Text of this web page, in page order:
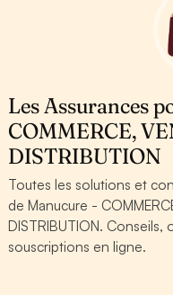
Les Assurances
COMMERCE,
DISTRIBUTION
Toutes les solutions et
de Manucure -
DISTRIBUTION.
souscriptions en ligne.